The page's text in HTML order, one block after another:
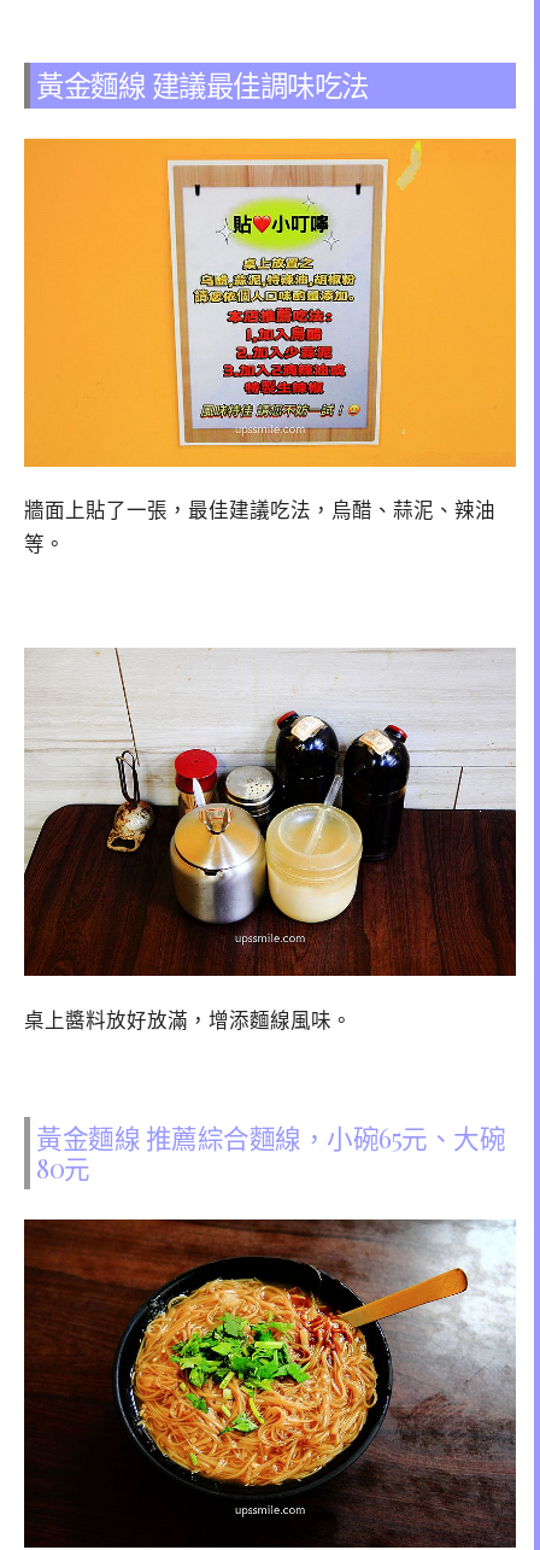
黃金麵線 建議最佳調味吃法
牆面上貼了一張，最佳建議吃法，烏醋、蒜泥、辣油
等。
桌上醬料放好放滿，增添麵線風味。
黃金麵線 推薦綜合麵線，小碗65元、大碗
80元